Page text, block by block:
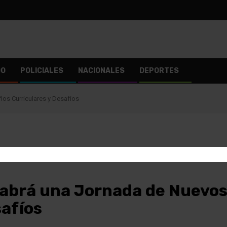
POLICIALES NACIONALES DEPORTES
Curriculares y Desafíos
una Jornada de